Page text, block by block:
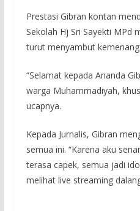
Prestasi Gibran kontan
Sekolah Hj Sri Sayekti MPd
turut menyambut
“Selamat kepada Ananda
warga Muhammadiyah,
ucapnya.
Kepada Jurnalis, Gibran
semua ini. “Karena aku
terasa capek, semua jadi
melihat live streaming